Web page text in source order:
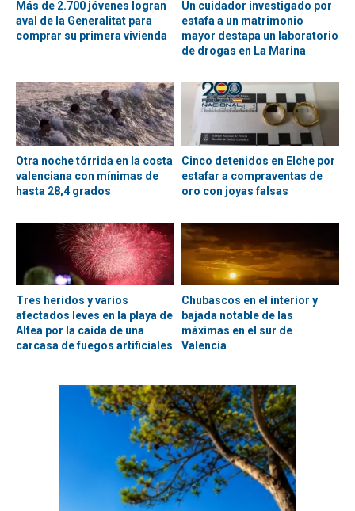
Más de 2.700 jóvenes logran
aval de la Generalitat para
comprar su primera vivienda
Un cuidador investigado por
estafa a un matrimonio
mayor destapa un laboratorio
de drogas en La Marina
Otra noche tórrida en la costa
valenciana con mínimas de
hasta 28,4 grados
Cinco detenidos en Elche por
estafar a compraventas de
oro con joyas falsas
Tres heridos y varios
afectados leves en la playa de
Altea por la caída de una
carcasa de fuegos artificiales
Chubascos en el interior y
bajada notable de las
máximas en el sur de
Valencia